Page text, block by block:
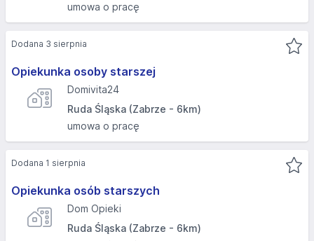
umowa o pracę
Opiekunka osoby starszej
Domivita24
Ruda Śląska (Zabrze - 6km)
umowa o pracę
Dodana 3 sierpnia
Opiekunka osób starszych
Dom Opieki
Ruda Śląska (Zabrze - 6km)
Dodana 1 sierpnia